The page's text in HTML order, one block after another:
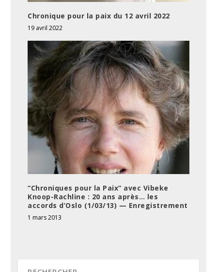
Chronique pour la paix du 12 avril 2022
19 avril 2022
“Chroniques pour la Paix” avec Vibeke
Knoop-Rachline : 20 ans après… les
accords d’Oslo (1/03/13) — Enregistrement
1 mars 2013